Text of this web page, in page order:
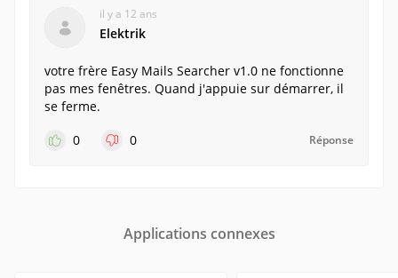
il y a 12 ans
Elektrik
votre frère Easy Mails Searcher v1.0 ne fonctionne
pas mes fenêtres. Quand j'appuie sur démarrer, il
se ferme.
0
0 Réponse
Applications connexes